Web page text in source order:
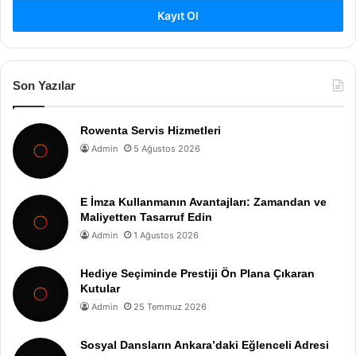
Kayıt Ol
Son Yazılar
Rowenta Servis Hizmetleri
Admin 5 Ağustos 2026
E İmza Kullanmanın Avantajları: Zamandan ve
Maliyetten Tasarruf Edin
Admin 1 Ağustos 2026
Hediye Seçiminde Prestiji Ön Plana Çıkaran
Kutular
Admin 25 Temmuz 2026
Sosyal Dansların Ankara’daki Eğlenceli Adresi